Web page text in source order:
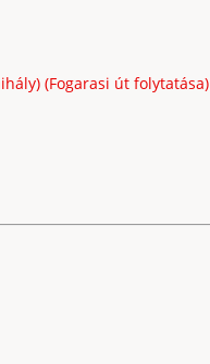
(Fogarasi út folytatása)